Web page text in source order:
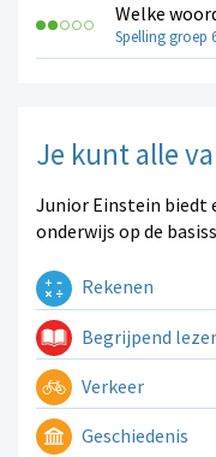
Welke
Spelling groep
Je kunt alle
Junior Einstein biedt
onderwijs op de
Rekenen
Begrijpend
Verkeer
Geschiedenis